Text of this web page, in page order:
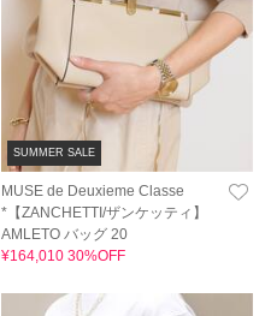
SUMMER SALE
MUSE de Deuxieme Classe
*【ZANCHETTI/ザンケッティ】
AMLETO バッグ 20
¥164,010 30%OFF